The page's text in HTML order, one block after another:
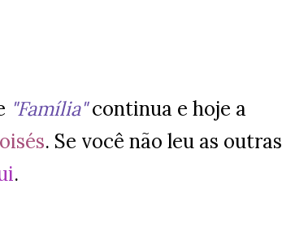
"Família"continua e hoje a
. Se você não leu as outras
.